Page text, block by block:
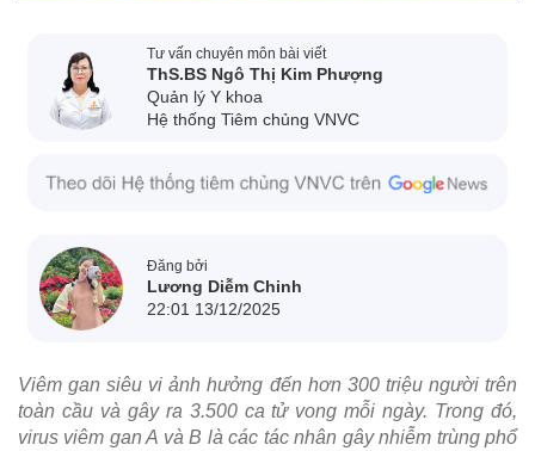
Tư vấn chuyên môn bài viết
ThS.BS Ngô Thị Kim Phượng
Quản lý Y khoa
Hệ thống Tiêm chủng VNVC
Đăng bởi
Lương Diễm Chinh
22:01 13/12/2025
Viêm gan siêu vi ảnh hưởng đến hơn 300 triệu người trên
toàn cầu và gây ra 3.500 ca tử vong mỗi ngày. Trong đó,
virus viêm gan A và B là các tác nhân gây nhiễm trùng phổ